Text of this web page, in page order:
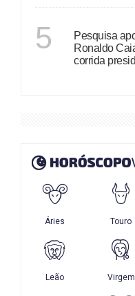
5
Pesquisa
Ronaldo
corrida